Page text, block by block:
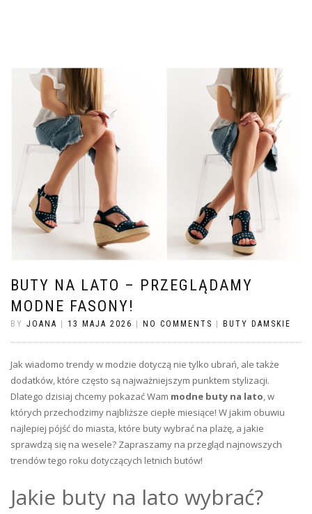
BUTY NA LATO – PRZEGLĄDAMY
MODNE FASONY!
BY JOANA | 13 MAJA 2026 | NO COMMENTS | BUTY DAMSKIE
Jak wiadomo trendy w modzie dotyczą nie tylko ubrań, ale także
dodatków, które często są najważniejszym punktem stylizacji.
Dlatego dzisiaj chcemy pokazać Wam modne buty na lato, w
których przechodzimy najbliższe ciepłe miesiące! W jakim obuwiu
najlepiej pójść do miasta, które buty wybrać na plażę, a jakie
sprawdzą się na wesele? Zapraszamy na przegląd najnowszych
trendów tego roku dotyczących letnich butów!
Jakie buty na lato wybrać?